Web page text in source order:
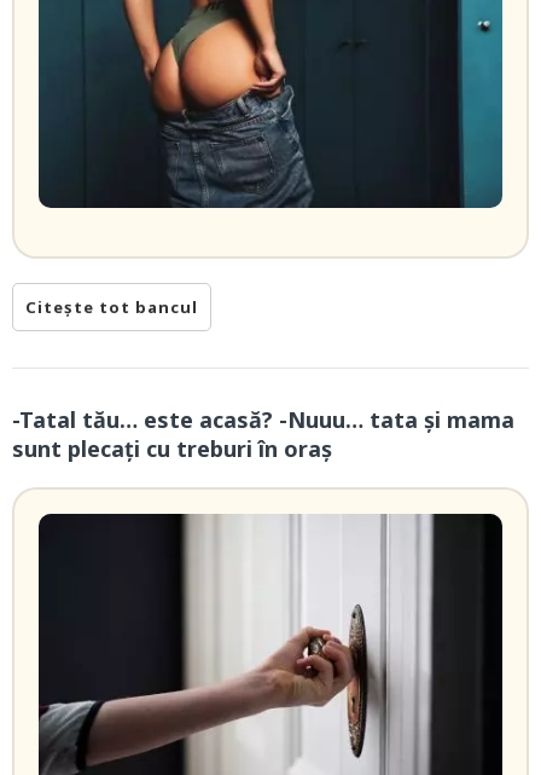
Citește tot bancul
-Tatal tău… este acasă? -Nuuu… tata și mama
sunt plecați cu treburi în oraș